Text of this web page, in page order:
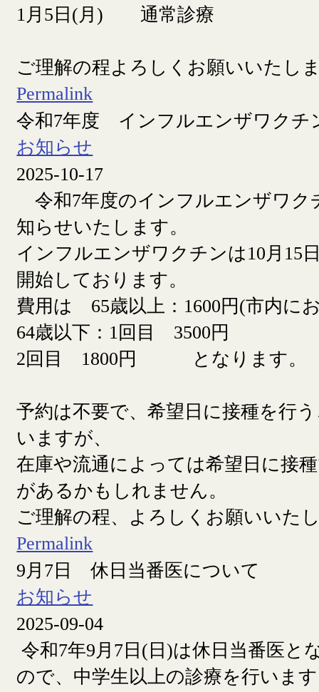
1月5日(月) 通常診療
ご理解の程よろしくお願いいたし
Permalink
令和7年度 インフルエンザワクチ
お知らせ
2025-10-17
令和7年度のインフルエンザワク
知らせいたします。
インフルエンザワクチンは10月15
開始しております。
費用は 65歳以上：1600円(市内に
64歳以下：1回目 3500円
2回目 1800円 となります。
予約は不要で、希望日に接種を行
いますが、
在庫や流通によっては希望日に接
があるかもしれません。
ご理解の程、よろしくお願いいた
Permalink
9月7日 休日当番医について
お知らせ
2025-09-04
令和7年9月7日(日)は休日当番医と
ので、中学生以上の診療を行います